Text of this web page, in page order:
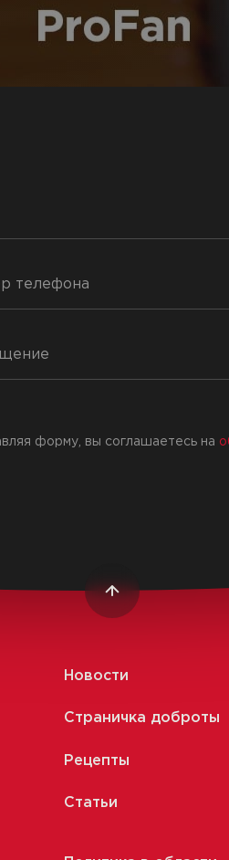
форму, вы соглашаетесь на
Новости
Страничка доброты
Рецепты
Статьи